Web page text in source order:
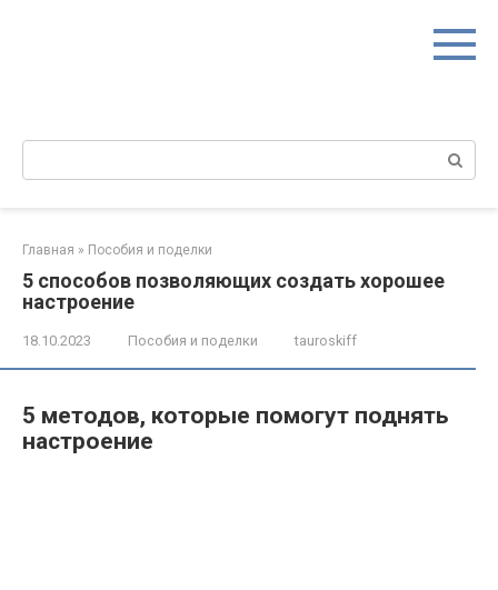
Поиск:
Главная » Пособия и поделки
5 способов позволяющих создать хорошее
настроение
18.10.2023 Пособия и поделки tauroskiff
5 методов, которые помогут поднять
настроение